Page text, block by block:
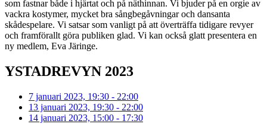
som fastnar både i hjärtat och på näthinnan. Vi bjuder på en orgie av
vackra kostymer, mycket bra sångbegåvningar och dansanta
skådespelare. Vi satsar som vanligt på att överträffa tidigare revyer
och framförallt göra publiken glad. Vi kan också glatt presentera en
ny medlem, Eva Järinge.
YSTADREVYN 2023
7 januari 2023, 19:30 - 22:00
13 januari 2023, 19:30 - 22:00
14 januari 2023, 15:00 - 17:30